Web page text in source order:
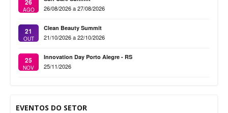
26
AGO 26/08/2026 a 27/08/2026
21
OUT
Clean Beauty Summit
21/10/2026 a 22/10/2026
25
NOV
Innovation Day Porto Alegre - RS
25/11/2026
EVENTOS DO SETOR